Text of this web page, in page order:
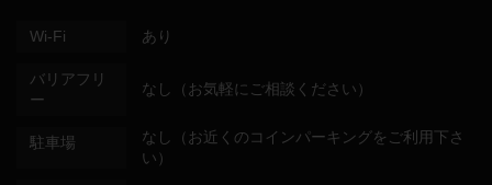
Wi-Fi あり
バリアフリ
ー
なし（お気軽にご相談ください）
駐車場
なし（お近くのコインパーキングをご利用下さ
い）